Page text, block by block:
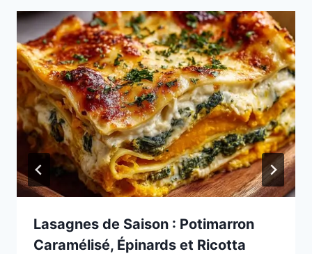
Lasagnes de Saison : Potimarron
Caramélisé, Épinards et Ricotta